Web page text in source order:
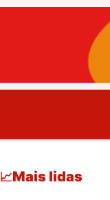
📈Mais lidas